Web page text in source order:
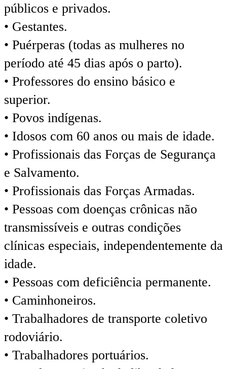
públicos e privados.
• Gestantes.
• Puérperas (todas as mulheres no
período até 45 dias após o parto).
• Professores do ensino básico e
superior.
• Povos indígenas.
• Idosos com 60 anos ou mais de idade.
• Profissionais das Forças de Segurança
e Salvamento.
• Profissionais das Forças Armadas.
• Pessoas com doenças crônicas não
transmissíveis e outras condições
clínicas especiais, independentemente da
idade.
• Pessoas com deficiência permanente.
• Caminhoneiros.
• Trabalhadores de transporte coletivo
rodoviário.
• Trabalhadores portuários.